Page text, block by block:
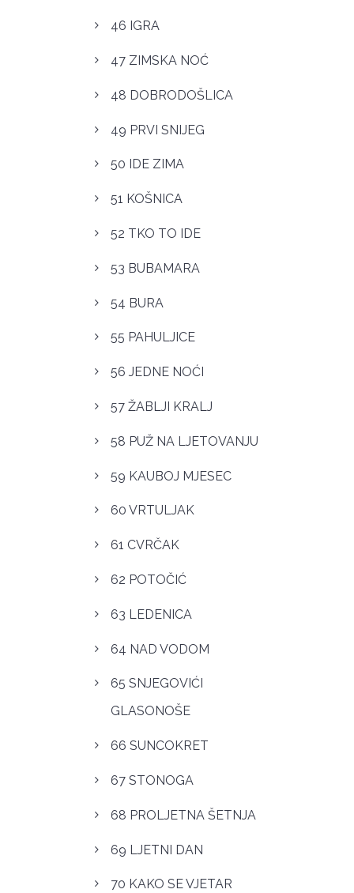
46 IGRA
47 ZIMSKA NOĆ
48 DOBRODOŠLICA
49 PRVI SNIJEG
50 IDE ZIMA
51 KOŠNICA
52 TKO TO IDE
53 BUBAMARA
54 BURA
55 PAHULJICE
56 JEDNE NOĆI
57 ŽABLJI KRALJ
58 PUŽ NA LJETOVANJU
59 KAUBOJ MJESEC
60 VRTULJAK
61 CVRČAK
62 POTOČIĆ
63 LEDENICA
64 NAD VODOM
65 SNJEGOVIĆI
GLASONOŠE
66 SUNCOKRET
67 STONOGA
68 PROLJETNA ŠETNJA
69 LJETNI DAN
70 KAKO SE VJETAR